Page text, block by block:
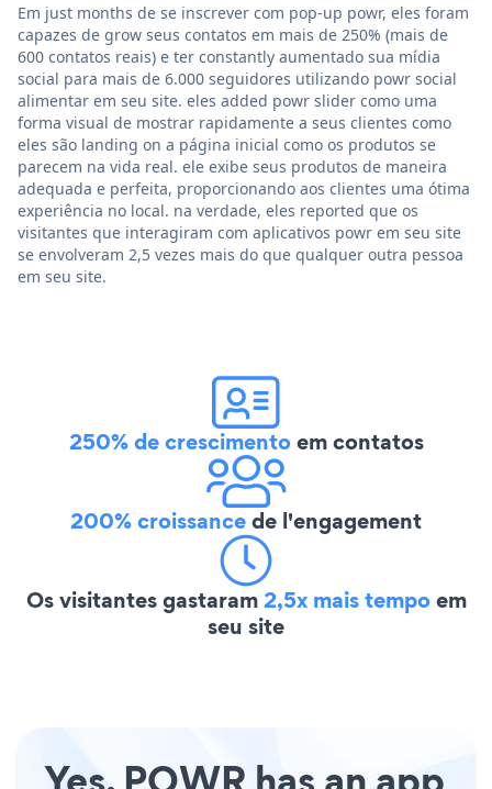
Em just months de se inscrever com pop-up powr, eles foram
capazes de grow seus contatos em mais de 250% (mais de
600 contatos reais) e ter constantly aumentado sua mídia
social para mais de 6.000 seguidores utilizando powr social
alimentar em seu site. eles added powr slider como uma
forma visual de mostrar rapidamente a seus clientes como
eles são landing on a página inicial como os produtos se
parecem na vida real. ele exibe seus produtos de maneira
adequada e perfeita, proporcionando aos clientes uma ótima
experiência no local. na verdade, eles reported que os
visitantes que interagiram com aplicativos powr em seu site
se envolveram 2,5 vezes mais do que qualquer outra pessoa
em seu site.
250% de crescimentoem contatos
200% croissancede l'engagement
Os visitantes gastaram2,5x mais tempoem
seu site